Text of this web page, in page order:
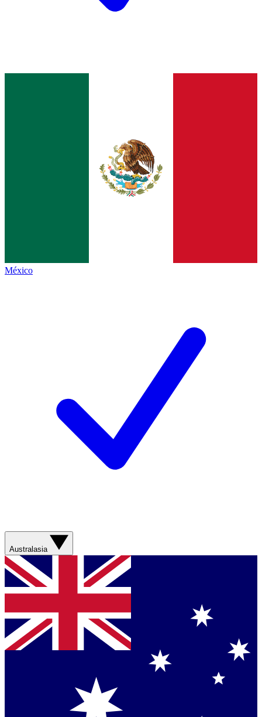
México
Australasia